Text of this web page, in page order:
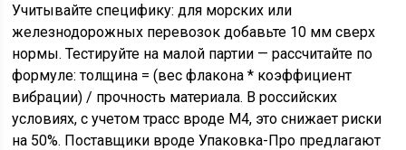
Учитывайте специфику: для морских или
железнодорожных перевозок добавьте 10 мм сверх
нормы. Тестируйте на малой партии — рассчитайте по
формуле: толщина = (вес флакона * коэффициент
вибрации) / прочность материала. В российских
условиях, с учетом трасс вроде М4, это снижает риски
на 50%. Поставщики вроде Упаковка-Про предлагают